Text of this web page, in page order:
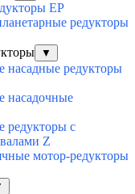
EP
редукторы
▼
насадные редукторы
насадочные
редукторы с
Z
мотор-редукторы